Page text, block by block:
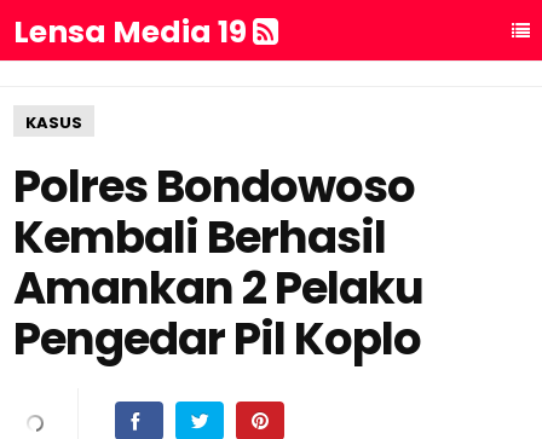
Lensa Media 19
KASUS
Polres Bondowoso
Kembali Berhasil
Amankan 2 Pelaku
Pengedar Pil Koplo